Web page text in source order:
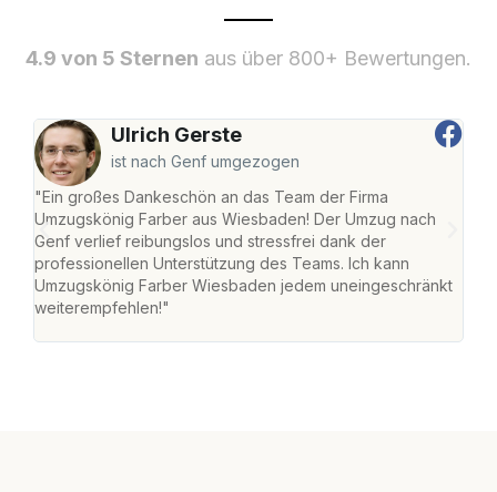
4.9 von 5 Sternen aus über 800+ Bewertungen.
Ulrich Gerste
ist nach Genf umgezogen
"Ein großes Dankeschön an das Team der Firma
Umzugskönig Farber aus Wiesbaden! Der Umzug nach
Genf verlief reibungslos und stressfrei dank der
professionellen Unterstützung des Teams. Ich kann
Umzugskönig Farber Wiesbaden jedem uneingeschränkt
weiterempfehlen!"